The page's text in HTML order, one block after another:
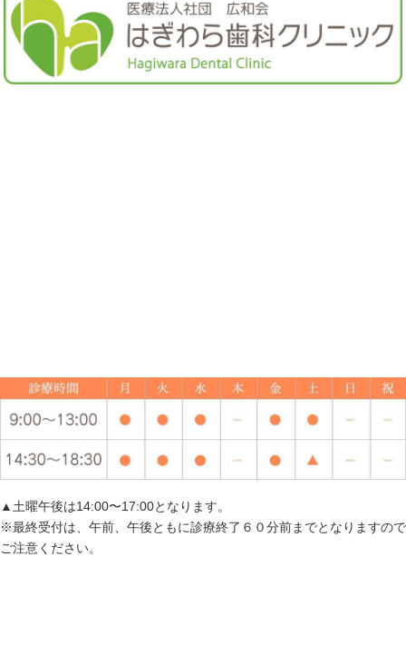
▲土曜午後は14:00〜17:00となります。
※最終受付は、午前、午後ともに診療終了６０分前までとなりますので
ご注意ください。